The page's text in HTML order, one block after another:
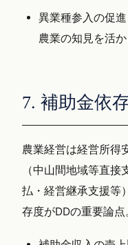
異業種参入の促
農業の知見を活
7. 補助金依
農業経営は経営所得
（中山間地域等直
払・経営継承支援等
存度がDDの重要論点